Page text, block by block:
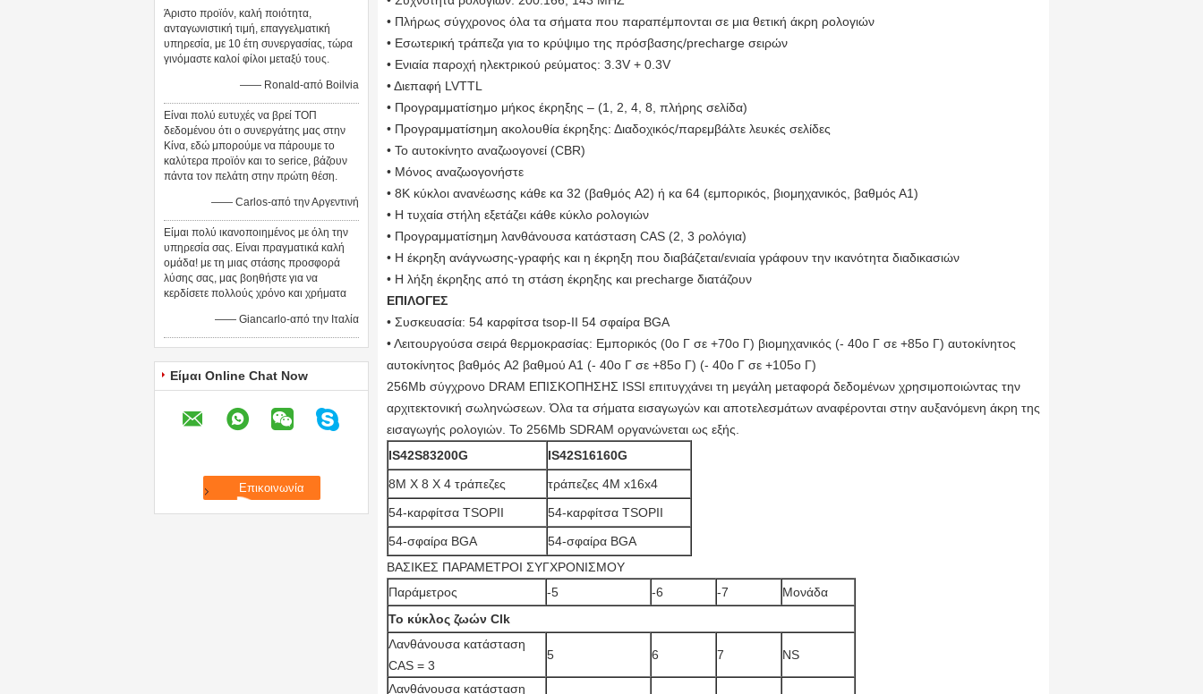
Άριστο προϊόν, καλή ποιότητα,
ανταγωνιστική τιμή, επαγγελματική
υπηρεσία, με 10 έτη συνεργασίας, τώρα
γινόμαστε καλοί φίλοι μεταξύ τους.
—— Ronald-από Boilvia
Είναι πολύ ευτυχές να βρεί ΤΟΠ
δεδομένου ότι ο συνεργάτης μας στην
Κίνα, εδώ μπορούμε να πάρουμε το
καλύτερα προϊόν και το serice, βάζουν
πάντα τον πελάτη στην πρώτη θέση.
—— Carlos-από την Αργεντινή
Είμαι πολύ ικανοποιημένος με όλη την
υπηρεσία σας. Είναι πραγματικά καλή
ομάδα! με τη μιας στάσης προσφορά
λύσης σας, μας βοηθήστε για να
κερδίσετε πολλούς χρόνο και χρήματα
—— Giancarlo-από την Ιταλία
Είμαι Online Chat Now
• Πλήρως σύγχρονος όλα τα σήματα που παραπέμπονται σε μια θετική άκρη ρολογιών
• Εσωτερική τράπεζα για το κρύψιμο της πρόσβασης/precharge σειρών
• Ενιαία παροχή ηλεκτρικού ρεύματος: 3.3V + 0.3V
• Διεπαφή LVTTL
• Προγραμματίσημο μήκος έκρηξης – (1, 2, 4, 8, πλήρης σελίδα)
• Προγραμματίσημη ακολουθία έκρηξης: Διαδοχικός/παρεμβάλτε λευκές σελίδες
• Το αυτοκίνητο αναζωογονεί (CBR)
• Μόνος αναζωογονήστε
• 8K κύκλοι ανανέωσης κάθε κα 32 (βαθμός A2) ή κα 64 (εμπορικός, βιομηχανικός, βαθμός Α1)
• Η τυχαία στήλη εξετάζει κάθε κύκλο ρολογιών
• Προγραμματίσημη λανθάνουσα κατάσταση CAS (2, 3 ρολόγια)
• Η έκρηξη ανάγνωσης-γραφής και η έκρηξη που διαβάζεται/ενιαία γράφουν την ικανότητα διαδικασιών
• Η λήξη έκρηξης από τη στάση έκρηξης και precharge διατάζουν
ΕΠΙΛΟΓΕΣ
• Συσκευασία: 54 καρφίτσα tsop-ΙΙ 54 σφαίρα BGA
• Λειτουργούσα σειρά θερμοκρασίας: Εμπορικός (0o Γ σε +70o Γ) βιομηχανικός (- 40o Γ σε +85o Γ) αυτοκίνητος
αυτοκίνητος βαθμός A2 βαθμού Α1 (- 40o Γ σε +85o Γ) (- 40o Γ σε +105o Γ)
256Mb σύγχρονο DRAM ΕΠΙΣΚΟΠΗΣΗΣ ISSI επιτυγχάνει τη μεγάλη μεταφορά δεδομένων χρησιμοποιώντας την
αρχιτεκτονική σωληνώσεων. Όλα τα σήματα εισαγωγών και αποτελεσμάτων αναφέρονται στην αυξανόμενη άκρη της
εισαγωγής ρολογιών. Το 256Mb SDRAM οργανώνεται ως εξής.
IS42S83200G
IS42S16160G
8M X 8 X 4 τράπεζες
τράπεζες 4M x16x4
54-καρφίτσα TSOPII
54-καρφίτσα TSOPII
54-σφαίρα BGA
54-σφαίρα BGA
ΒΑΣΙΚΕΣ ΠΑΡΑΜΕΤΡΟΙ ΣΥΓΧΡΟΝΙΣΜΟΥ
Παράμετρος
-5 -6 -7
Μονάδα
Το κύκλος ζωών Clk
Λανθάνουσα κατάσταση
CAS = 3
5 6 7 NS
Λανθάνουσα κατάσταση